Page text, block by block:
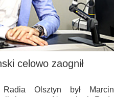
celowo zaognił
Olsztyn był Marcin